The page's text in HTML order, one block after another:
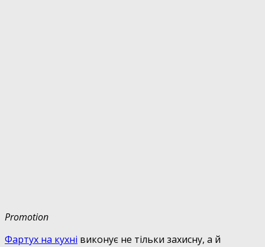
Promotion
Фартух на кухні виконує не тільки захисну, а й